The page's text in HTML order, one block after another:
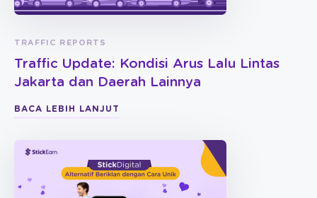
TRAFFIC REPORTS
Traffic Update: Kondisi Arus Lalu Lintas
Jakarta dan Daerah Lainnya
BACA LEBIH LANJUT